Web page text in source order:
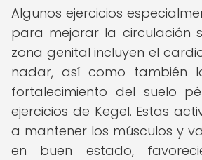
Algunos ejercicios
para mejorar la circulación
zona genital incluyen el
nadar, así como también
fortalecimiento del suelo
ejercicios de Kegel. Estas
a mantener los músculos y
en buen estado,